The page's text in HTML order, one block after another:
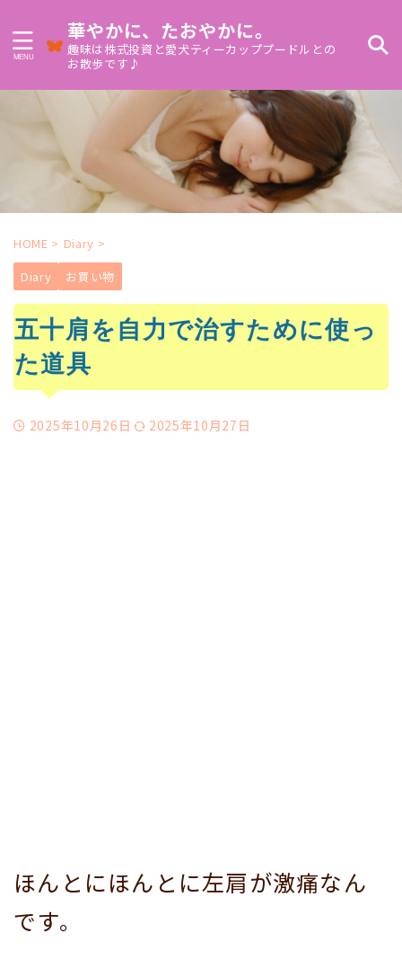
華やかに、たおやかに。
趣味は株式投資と愛犬ティーカッププードルとの
お散歩です♪
HOME > Diary >
Diary
お買い物
五十肩を自力で治すために使っ
た道具
2025年10月26日 2025年10月27日
ほんとにほんとに左肩が激痛なん
です。